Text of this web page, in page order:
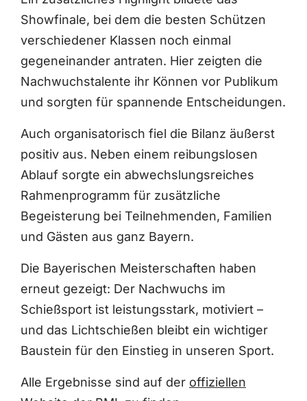
Showfinale, bei dem die besten Schützen
verschiedener Klassen noch einmal
gegeneinander antraten. Hier zeigten die
Nachwuchstalente ihr Können vor Publikum
und sorgten für spannende Entscheidungen.
Auch organisatorisch fiel die Bilanz äußerst
positiv aus. Neben einem reibungslosen
Ablauf sorgte ein abwechslungsreiches
Rahmenprogramm für zusätzliche
Begeisterung bei Teilnehmenden, Familien
und Gästen aus ganz Bayern.
Die Bayerischen Meisterschaften haben
erneut gezeigt: Der Nachwuchs im
Schießsport ist leistungsstark, motiviert –
und das Lichtschießen bleibt ein wichtiger
Baustein für den Einstieg in unseren Sport.
Alle Ergebnisse sind auf der offiziellen